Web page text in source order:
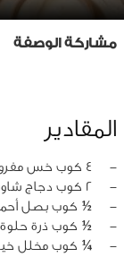
مشاركة الوصفة
المقادير
‏-
4 كوب خس مفروم
‏-
2 كوب دجاج شاورما مطهي
‏-
½ كوب بصل
‏-
½ كوب ذرة حلوة
‏-
¼ كوب مخلل